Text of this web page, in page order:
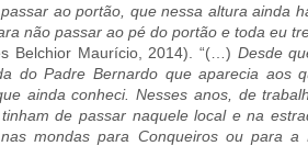
ao portão, que nessa altura ainda
não passar ao pé do portão e toda eu
Belchior Maurício, 2014). “(…) Desde
do Padre Bernardo que aparecia aos
ainda conheci. Nesses anos, de
de passar naquele local e na
mondas para Conqueiros ou para a